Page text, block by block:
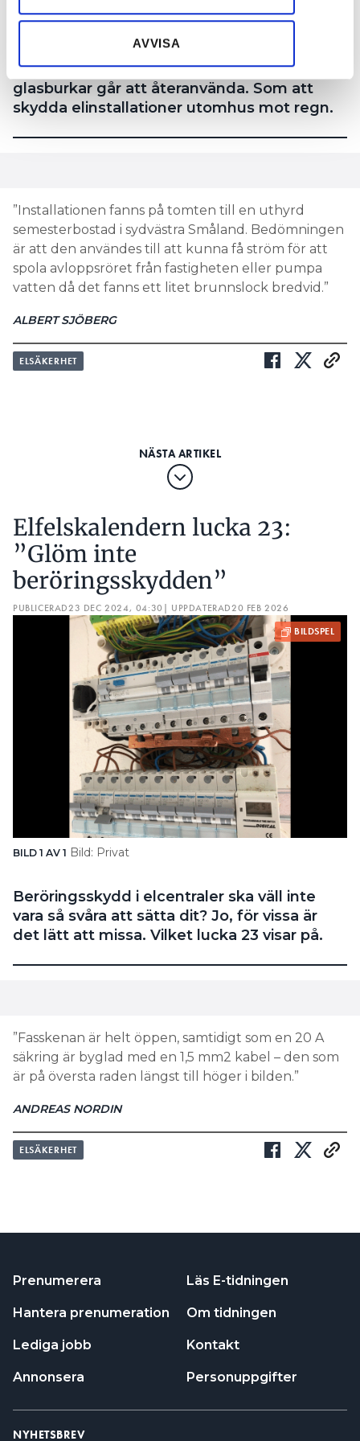
samlat in när du har använt deras tjänster.
AVVISA
en riktigt god jul! Vi avslutar årets kalender
med ett av många exempel på hur
glasburkar går att återanvända. Som att
skydda elinstallationer utomhus mot regn.
”Installationen fanns på tomten till en uthyrd
semesterbostad i sydvästra Småland. Bedömningen
är att den användes till att kunna få ström för att
spola avloppsröret från fastigheten eller pumpa
vatten då det fanns ett litet brunnslock bredvid.”
ALBERT SJÖBERG
ELSÄKERHET
Elfelskalendern lucka 23:
”Glöm inte
beröringsskydden”
PUBLICERAD23 DEC 2024, 04:30 | UPPDATERAD20 FEB 2026
BILD 1 AV 1 Bild: Privat
Beröringsskydd i elcentraler ska väll inte
vara så svåra att sätta dit? Jo, för vissa är
det lätt att missa. Vilket lucka 23 visar på.
”Fasskenan är helt öppen, samtidigt som en 20 A
säkring är byglad med en 1,5 mm2 kabel – den som
är på översta raden längst till höger i bilden.”
ANDREAS NORDIN
ELSÄKERHET
Prenumerera
Hantera prenumeration
Lediga jobb
Annonsera
Läs E-tidningen
Om tidningen
Kontakt
Personuppgifter
NYHETSBREV